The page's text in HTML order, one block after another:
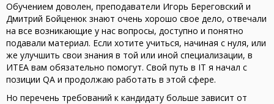
Обучением доволен, преподаватели Игорь Береговский и
Дмитрий Бойценюк знают очень хорошо свое дело, отвечали
на все возникающие у нас вопросы, доступно и понятно
подавали материал. Если хотите учиться, начиная с нуля, или
же улучшить свои знания в той или иной специализации, в
ИТЕА вам обязательно помогут. Свой путь в IT я начал с
позиции QA и продолжаю работать в этой сфере.
Но перечень требований к кандидату больше зависит от